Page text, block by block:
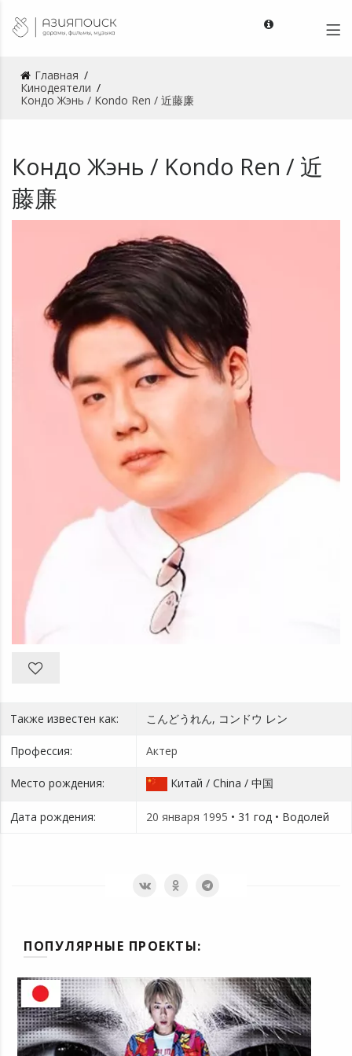
Главная
Кинодеятели
Кондо Жэнь / Kondo Ren / 近藤廉
Кондо Жэнь / Kondo Ren / 近
藤廉
Также известен как: こんどうれん, コンドウ レン
Профессия: Актер
Место рождения: Китай / China / 中国
Дата рождения: 20 января 1995 • 31 год • Водолей
ПОПУЛЯРНЫЕ ПРОЕКТЫ: